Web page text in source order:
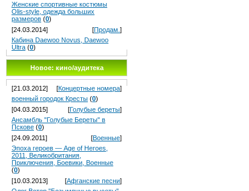
Женские спортивные костюмы
Olis-style, одежда больших
размеров (0)
[24.03.2014]
[Продам. ]
Кабина Daewoo Novus, Daewoo
Ultra (0)
Новое: кино/аудитека
[21.03.2012] [Концертные номера]
военный городок Кресты (0)
[04.03.2015]
[Голубые береты]
Ансамбль "Голубые Береты" в
Пскове (0)
[24.09.2011]
[Военные]
Эпоха героев — Age of Heroes,
2011, Великобритания,
Приключения, Боевики, Военные
(0)
[10.03.2013]
[Афганские песни]